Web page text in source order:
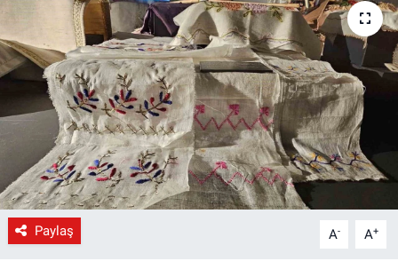
Paylaş A- A+
Magazin
Politika
Resmi İlanlar
Sağlık
Siyaset
Spor